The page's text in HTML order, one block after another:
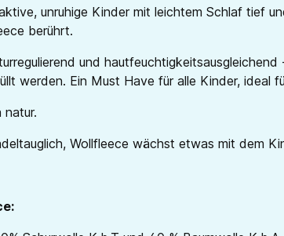
unruhige Kinder mit leichtem Schlaf tief
berührt.
und
werden. Ein Must Have für alle Kinder, ideal
natur.
Wollfleece wächst etwas mit dem